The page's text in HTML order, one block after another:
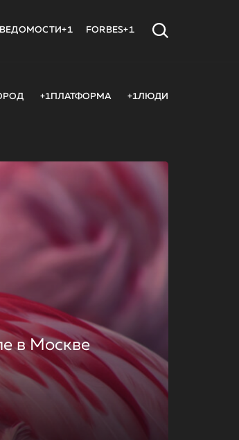
ВЕДОМОСТИ+1 FORBES+1
+1ПЛАТФОРМА +1ЛЮДИ
в Москве